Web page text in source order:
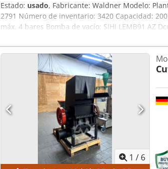
Estado: usado, Fabricante: Waldner Modelo:
2791 Número de inventario: 3420 Capacidad:
máx. 4 bares Bomba de vacío: SIHI LEMB91 AZ
Calentamiento: vapor, doble pared y serpentín
400 V, 50 Hz, 4 kW Dimensiones: 2900 x 1300 x
cocción a presión, con sistema de vacío y sistema
1 / 6